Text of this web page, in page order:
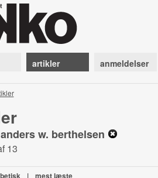
artikler anmeldelser
w. berthelsen
13
| mest læste